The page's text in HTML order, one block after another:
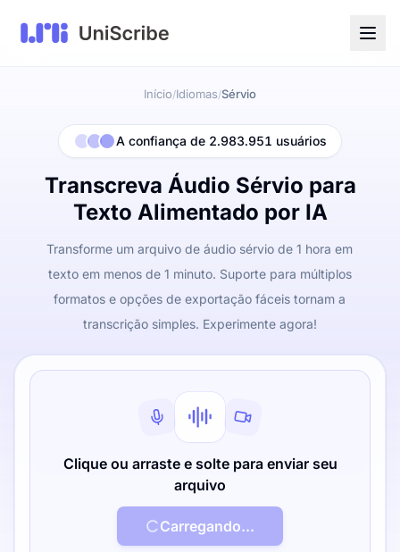
Início/Idiomas/Sérvio
A confiança de 2.983.951 usuários
Transcreva Áudio Sérvio para
Texto Alimentado por IA
Transforme um arquivo de áudio sérvio de 1 hora em
texto em menos de 1 minuto. Suporte para múltiplos
formatos e opções de exportação fáceis tornam a
transcrição simples. Experimente agora!
Clique ou arraste e solte para enviar seu
arquivo
Carregando...